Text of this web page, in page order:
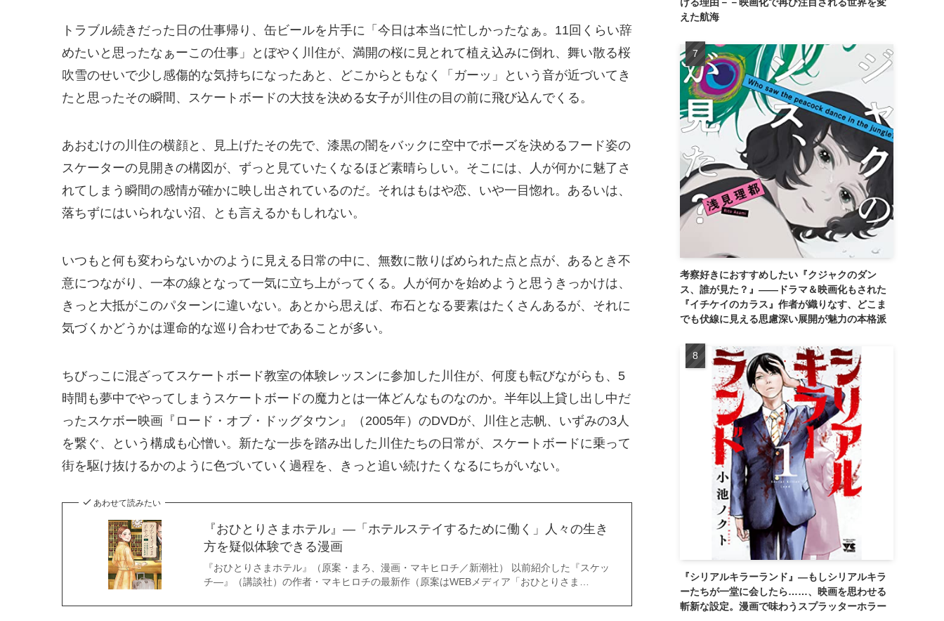
トラブル続きだった日の仕事帰り、缶ビールを片手に「今日は本当に忙しかったなぁ。11回くらい辞
めたいと思ったなぁーこの仕事」とぼやく川住が、満開の桜に見とれて植え込みに倒れ、舞い散る桜
吹雪のせいで少し感傷的な気持ちになったあと、どこからともなく「ガーッ」という音が近づいてき
たと思ったその瞬間、スケートボードの大技を決める女子が川住の目の前に飛び込んでくる。
あおむけの川住の横顔と、見上げたその先で、漆黒の闇をバックに空中でポーズを決めるフード姿の
スケーターの見開きの構図が、ずっと見ていたくなるほど素晴らしい。そこには、人が何かに魅了さ
れてしまう瞬間の感情が確かに映し出されているのだ。それはもはや恋、いや一目惚れ。あるいは、
落ちずにはいられない沼、とも言えるかもしれない。
いつもと何も変わらないかのように見える日常の中に、無数に散りばめられた点と点が、あるとき不
意につながり、一本の線となって一気に立ち上がってくる。人が何かを始めようと思うきっかけは、
きっと大抵がこのパターンに違いない。あとから思えば、布石となる要素はたくさんあるが、それに
気づくかどうかは運命的な巡り合わせであることが多い。
ちびっこに混ざってスケートボード教室の体験レッスンに参加した川住が、何度も転びながらも、5
時間も夢中でやってしまうスケートボードの魔力とは一体どんなものなのか。半年以上貸し出し中だ
ったスケボー映画『ロード・オブ・ドッグタウン』（2005年）のDVDが、川住と志帆、いずみの3人
を繋ぐ、という構成も心憎い。新たな一歩を踏み出した川住たちの日常が、スケートボードに乗って
街を駆け抜けるかのように色づいていく過程を、きっと追い続けたくなるにちがいない。
あわせて読みたい
『おひとりさまホテル』—「ホテルステイするために働く」人々の生き
方を疑似体験できる漫画
『おひとりさまホテル』（原案・まろ、漫画・マキヒロチ／新潮社） 以前紹介した『スケッ
チ―』（講談社）の作者・マキヒロチの最新作（原案はWEBメディア「おひとりさま…
えた航海
考察好きにおすすめしたい『クジャクのダン
ス、誰が見た？』――ドラマ＆映画化もされた
『イチケイのカラス』作者が織りなす、どこま
でも伏線に見える思慮深い展開が魅力の本格派
『シリアルキラーランド』―もしシリアルキラ
ーたちが一堂に会したら……、映画を思わせる
斬新な設定。漫画で味わうスプラッターホラー